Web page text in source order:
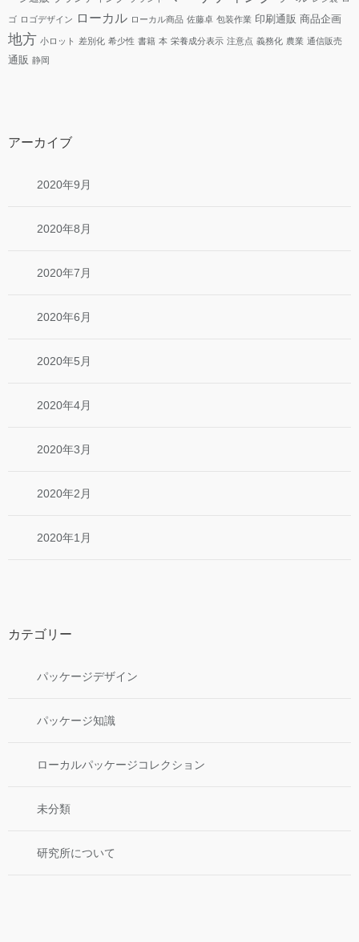
ゴ ロゴデザイン ローカル ローカル商品 佐藤卓 包装作業 印刷通販 商品企画
地方 小ロット 差別化 希少性 書籍 本 栄養成分表示 注意点 義務化 農業 通信販売
通販 静岡
アーカイブ
2020年9月
2020年8月
2020年7月
2020年6月
2020年5月
2020年4月
2020年3月
2020年2月
2020年1月
カテゴリー
パッケージデザイン
パッケージ知識
ローカルパッケージコレクション
未分類
研究所について